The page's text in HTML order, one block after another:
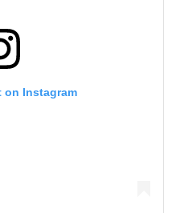
on Instagram